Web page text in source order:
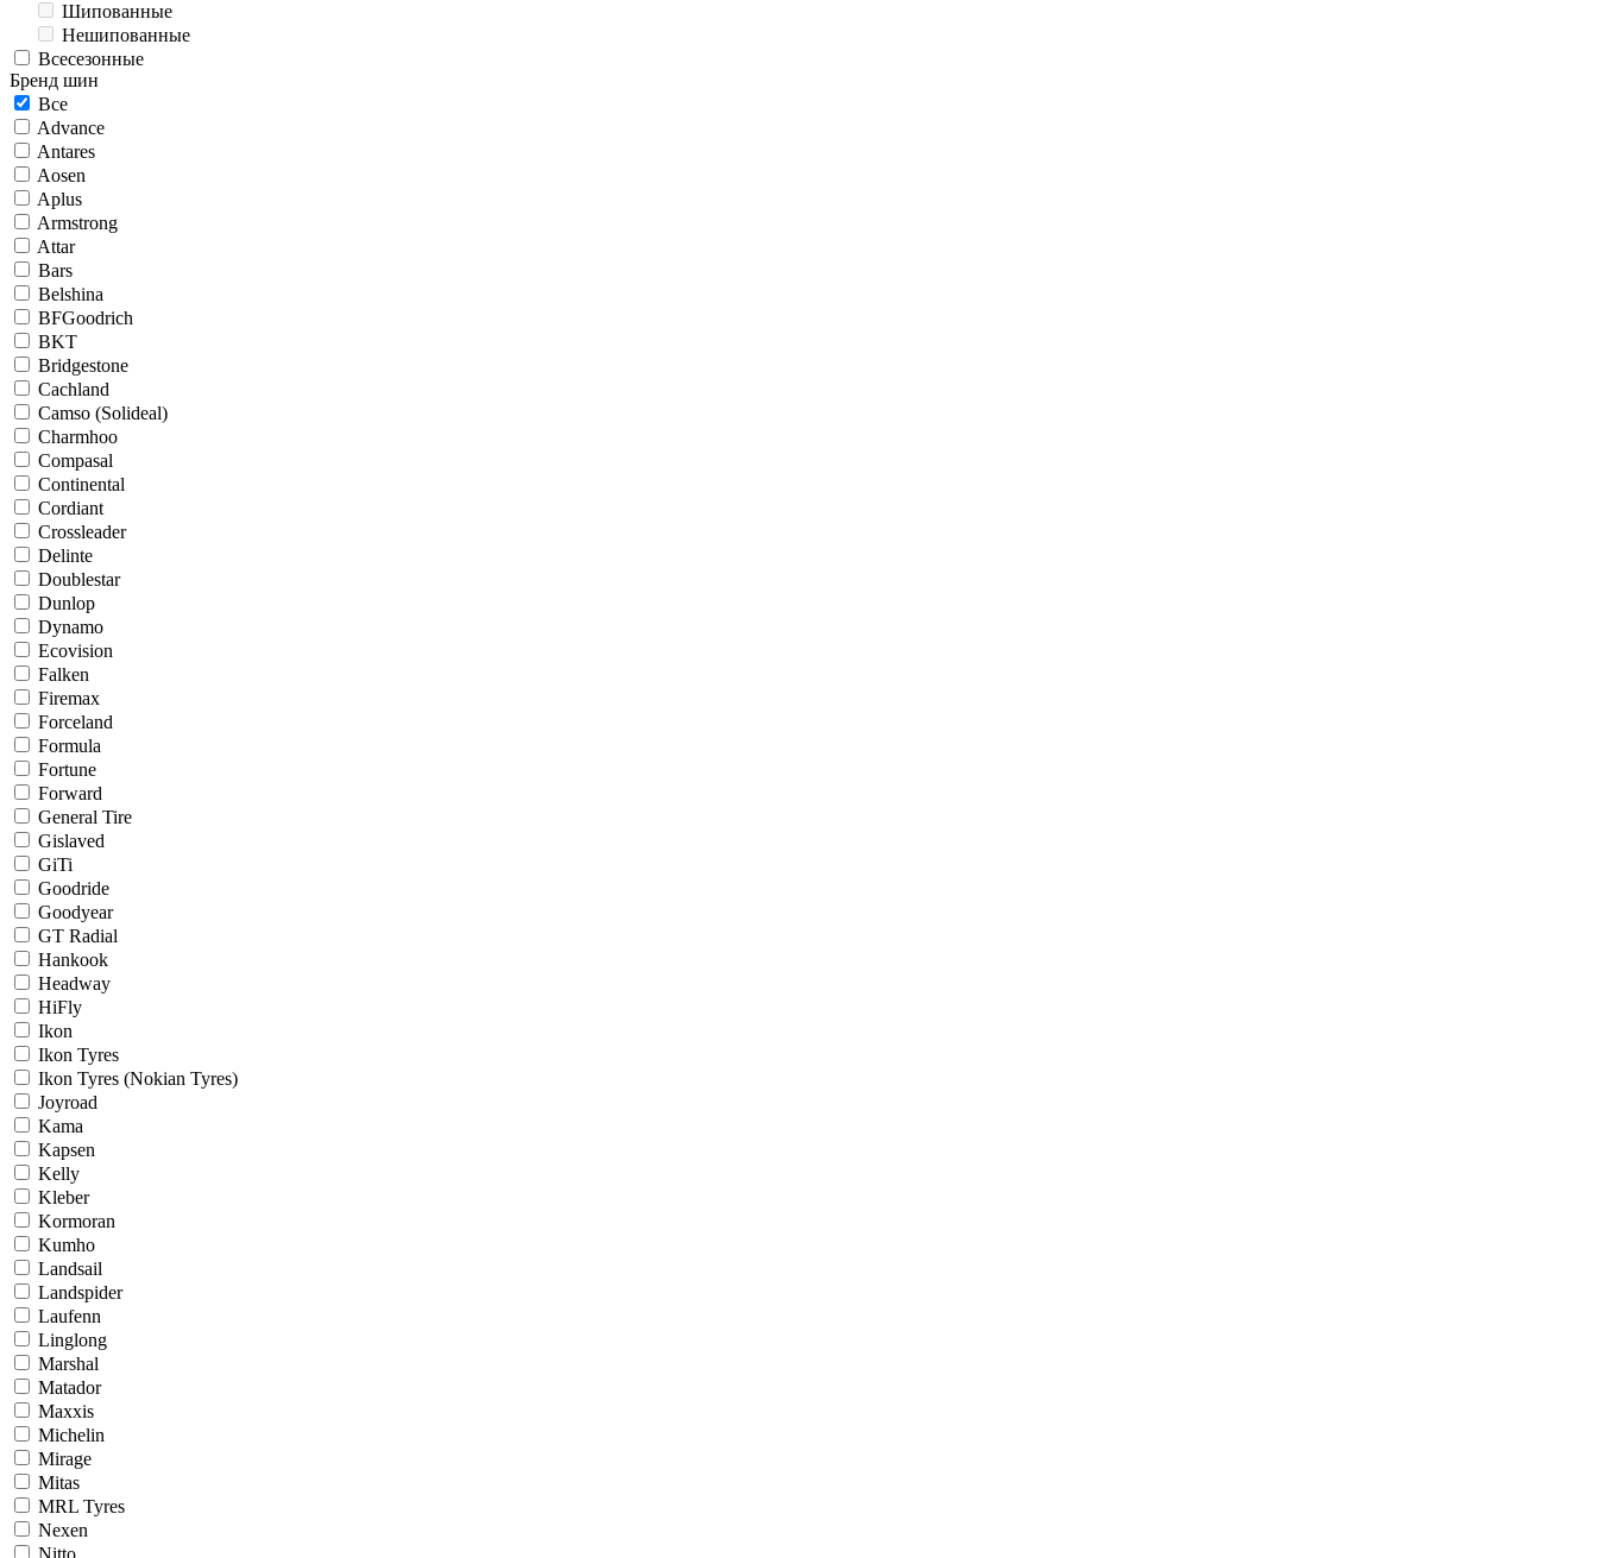
Шипованные
Нешипованные
Всесезонные
Бренд шин
Все
Advance
Antares
Aosen
Aplus
Armstrong
Attar
Bars
Belshina
BFGoodrich
BKT
Bridgestone
Cachland
Camso (Solideal)
Charmhoo
Compasal
Continental
Cordiant
Crossleader
Delinte
Doublestar
Dunlop
Dynamo
Ecovision
Falken
Firemax
Forceland
Formula
Fortune
Forward
General Tire
Gislaved
GiTi
Goodride
Goodyear
GT Radial
Hankook
Headway
HiFly
Ikon
Ikon Tyres
Ikon Tyres (Nokian Tyres)
Joyroad
Kama
Kapsen
Kelly
Kleber
Kormoran
Kumho
Landsail
Landspider
Laufenn
Linglong
Marshal
Matador
Maxxis
Michelin
Mirage
Mitas
MRL Tyres
Nexen
Nitto